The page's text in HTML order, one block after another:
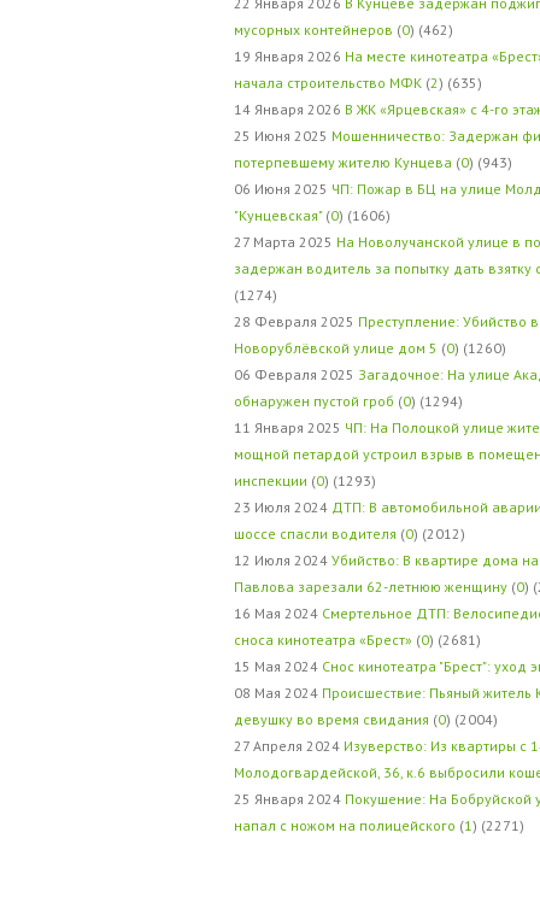
мусорных контейнеров (0) (462)
19 Января 2026 На месте кинотеатра
начала строительство МФК (2) (635)
14 Января 2026 В ЖК «Ярцевская» с 4-го
25 Июня 2025 Мошенничество: Задержан
потерпевшему жителю Кунцева (0) (943)
06 Июня 2025 ЧП: Пожар в БЦ на улице
"Кунцевская" (0) (1606)
27 Марта 2025 На Новолучанской улице в
задержан водитель за попытку дать
(1274)
28 Февраля 2025 Преступление: Убийство
Новорублёвской улице дом 5 (0) (1260)
06 Февраля 2025 Загадочное: На улице
обнаружен пустой гроб (0) (1294)
11 Января 2025 ЧП: На Полоцкой улице
мощной петардой устроил взрыв в
инспекции (0) (1293)
23 Июля 2024 ДТП: В автомобильной
шоссе спасли водителя (0) (2012)
12 Июля 2024 Убийство: В квартире дома
Павлова зарезали 62-летнюю женщину (0)
16 Мая 2024 Смертельное ДТП:
сноса кинотеатра «Брест» (0) (2681)
15 Мая 2024 Снос кинотеатра "Брест": уход
08 Мая 2024 Происшествие: Пьяный житель
девушку во время свидания (0) (2004)
27 Апреля 2024 Изуверство: Из квартиры с
Молодогвардейской, 36, к.6 выбросили
25 Января 2024 Покушение: На Бобруйской
напал с ножом на полицейского (1 ) (2271)